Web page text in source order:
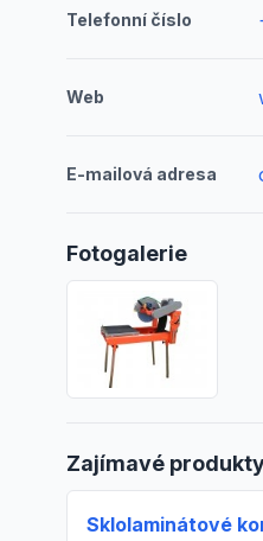
Telefonní číslo
Web
E-mailová adresa
Fotogalerie
Zajímavé
Sklolaminátové